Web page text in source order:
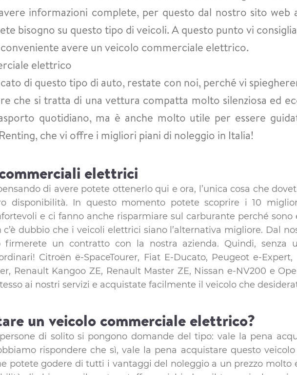
informazioni complete, per questo dal nostro sito
bisogno su questo tipo di veicoli. A questo punto vi
avere un veicolo commerciale elettrico.
elettrico
di questo tipo di auto, restate con noi, perché vi
che si tratta di una vettura compatta molto silenziosa ed
quotidiano, ma è anche molto utile per essere
che vi offre i migliori piani di noleggio in Italia!
elettrici
di avere potete ottenerlo qui e ora, l’unica cosa che
disponibilità. In questo momento potete scoprire i 10
e ci fanno anche risparmiare sul carburante perché
dubbio che i veicoli elettrici siano l’alternativa migliore. Dal
un contratto con la nostra azienda. Quindi, senza
Citroën ë-SpaceTourer, Fiat E-Ducato, Peugeot e-
Renault Kangoo ZE, Renault Master ZE, Nissan e-NV200 e
ai nostri servizi e acquistate facilmente il veicolo che
un veicolo commerciale elettrico?
di solito si pongono domande del tipo: vale la pena
rispondere che sì, vale la pena acquistare questo
potete godere di tutti i vantaggi del noleggio a un prezzo molto